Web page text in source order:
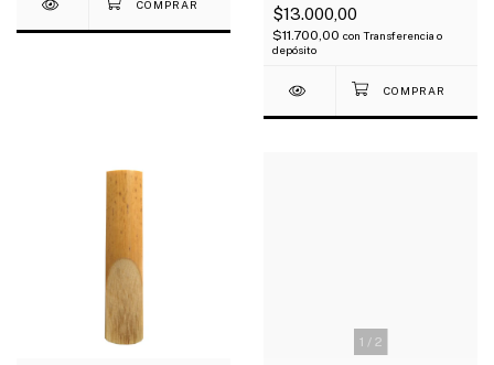
$13.000,00
$11.700,00 con Transferencia o
depósito
1 / 2